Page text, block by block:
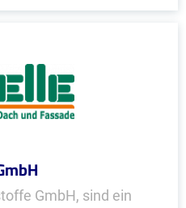
GmbH, sind ein